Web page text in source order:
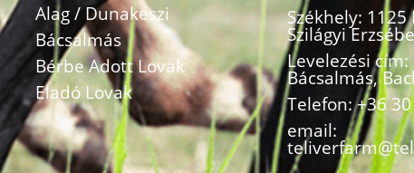
Alag / Dunakeszi
Bácsalmás
Bérbe Adott Lovak
Eladó Lovak
Székhely:
Szilágyi
Levelezési cím:
Bácsalmás,
Telefon:+36
email: